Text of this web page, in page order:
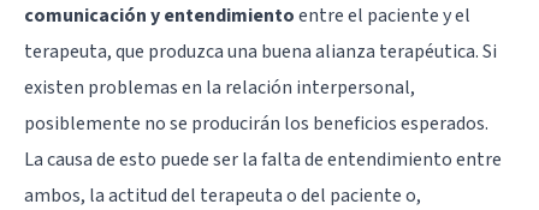
comunicación y entendimientoentre el paciente y el
terapeuta, que produzca una buena alianza terapéutica. Si
existen problemas en la relación interpersonal,
posiblemente no se producirán los beneficios esperados.
La causa de esto puede ser la falta de entendimiento entre
ambos, la actitud del terapeuta o del paciente o,